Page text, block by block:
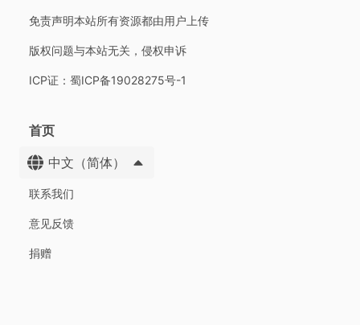
免责声明本站所有资源都由用户上传
版权问题与本站无关，侵权申诉
ICP证：蜀ICP备19028275号-1
首页
中文（简体）
联系我们
意见反馈
捐赠